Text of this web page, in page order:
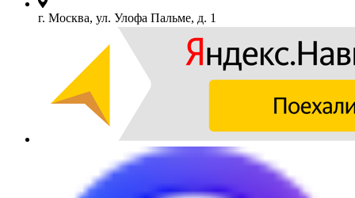
г. Москва, ул. Улофа Пальме, д. 1